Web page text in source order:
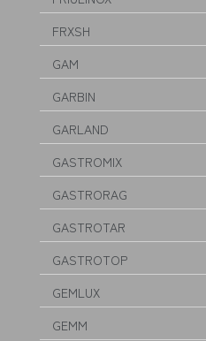
FRXSH
GAM
GARBIN
GARLAND
GASTROMIX
GASTRORAG
GASTROTAR
GASTROTOP
GEMLUX
GEMM